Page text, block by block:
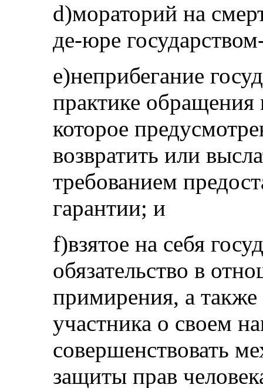
d)мораторий на
де-юре
e)неприбегание
практике обращения
которое
возвратить или
требованием
гарантии; и
f)взятое на себя
обязательство в
примирения, а также
участника о своем
совершенствовать
защиты прав